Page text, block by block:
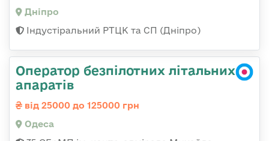
Дніпро
Індустіральний РТЦК та СП (Дніпро)
Оператор безпілотних літальних
апаратів
від 25000 до 125000 грн
Одеса